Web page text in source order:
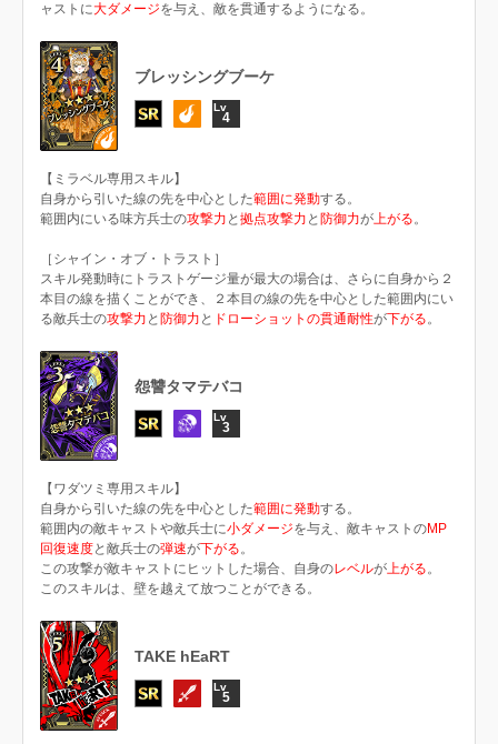
ャストに大ダメージを与え、敵を貫通するようになる。
ブレッシングブーケ
4
【ミラベル専用スキル】
自身から引いた線の先を中心とした範囲に発動する。
範囲内にいる味方兵士の攻撃力 と 拠点攻撃力 と 防御力が上がる。
［シャイン・オブ・トラスト］
スキル発動時にトラストゲージ量が最大の場合は、さらに自身から２
本目の線を描くことができ、２本目の線の先を中心とした範囲内にい
る敵兵士の攻撃力 と 防御力 と ドローショットの貫通耐性が下がる。
怨讐タマテバコ
3
【ワダツミ専用スキル】
自身から引いた線の先を中心とした範囲に発動する。
範囲内の敵キャストや敵兵士に小ダメージを与え、敵キャストのMP
回復速度と敵兵士の弾速が下がる。
この攻撃が敵キャストにヒットした場合、自身のレベルが上がる。
このスキルは、壁を越えて放つことができる。
TAKE hEaRT
5